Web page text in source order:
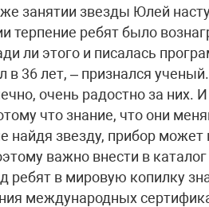
занятии звезды Юлей
терпение ребят было
ли этого и писалась
36 лет, – признался
очень радостно за них.
что знание, что они
найдя звезду, прибор может
важно внести в каталог
ребят в мировую копилку
международных